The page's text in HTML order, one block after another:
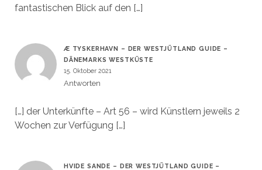
fantastischen Blick auf den […]
Æ TYSKERHAVN – DER WESTJÜTLAND GUIDE –
DÄNEMARKS WESTKÜSTE
15. Oktober 2021
Antworten
[…] der Unterkünfte – Art 56 – wird Künstlern jeweils 2
Wochen zur Verfügung […]
HVIDE SANDE – DER WESTJÜTLAND GUIDE –